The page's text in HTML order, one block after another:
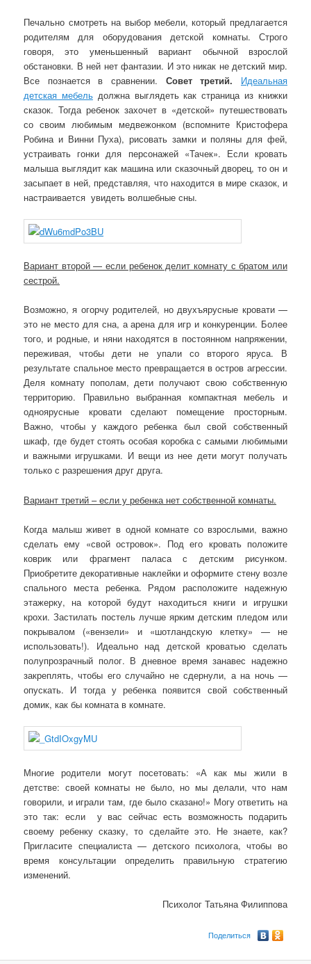
Печально смотреть на выбор мебели, который предлагается
родителям для оборудования детской комнаты. Строго
говоря, это уменьшенный вариант обычной взрослой
обстановки. В ней нет фантазии. И это никак не детский мир.
Все познается в сравнении. Совет третий.
Идеальная
детская мебельдолжна выглядеть как страница из книжки
сказок. Тогда ребенок захочет в «детской» путешествовать
со своим любимым медвежонком (вспомните Кристофера
Робина и Винни Пуха), рисовать замки и поляны для фей,
устраивать гонки для персонажей «Тачек». Если кровать
малыша выглядит как машина или сказочный дворец, то он и
засыпает в ней, представляя, что находится в мире сказок, и
настраивается увидеть волшебные сны.
Вариант второй — если ребенок делит комнату с братом или
сестрой.
Возможно, я огорчу родителей, но двухъярусные кровати —
это не место для сна, а арена для игр и конкуренции. Более
того, и родные, и няни находятся в постоянном напряжении,
переживая, чтобы дети не упали со второго яруса. В
результате спальное место превращается в остров агрессии.
Деля комнату пополам, дети получают свою собственную
территорию. Правильно выбранная компактная мебель и
одноярусные кровати сделают помещение просторным.
Важно, чтобы у каждого ребенка был свой собственный
шкаф, где будет стоять особая коробка с самыми любимыми
и важными игрушками. И вещи из нее дети могут получать
только с разрешения друг друга.
Вариант третий – если у ребенка нет собственной комнаты.
Когда малыш живет в одной комнате со взрослыми, важно
сделать ему «свой островок». Под его кровать положите
коврик или фрагмент паласа с детским рисунком.
Приобретите декоративные наклейки и оформите стену возле
спального места ребенка. Рядом расположите надежную
этажерку, на которой будут находиться книги и игрушки
крохи. Застилать постель лучше ярким детским пледом или
покрывалом («вензели» и «шотландскую клетку» — не
использовать!). Идеально над детской кроватью сделать
полупрозрачный полог. В дневное время занавес надежно
закреплять, чтобы его случайно не сдернули, а на ночь —
опускать. И тогда у ребенка появится свой собственный
домик, как бы комната в комнате.
Многие родители могут посетовать: «А как мы жили в
детстве: своей комнаты не было, но мы делали, что нам
говорили, и играли там, где было сказано!» Могу ответить на
это так: если у вас сейчас есть возможность подарить
своему ребенку сказку, то сделайте это. Не знаете, как?
Пригласите специалиста — детского психолога, чтобы во
время консультации определить правильную стратегию
изменений.
Психолог Татьяна Филиппова
Поделиться